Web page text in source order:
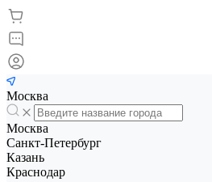
Москва
Москва
Санкт-Петербург
Казань
Краснодар